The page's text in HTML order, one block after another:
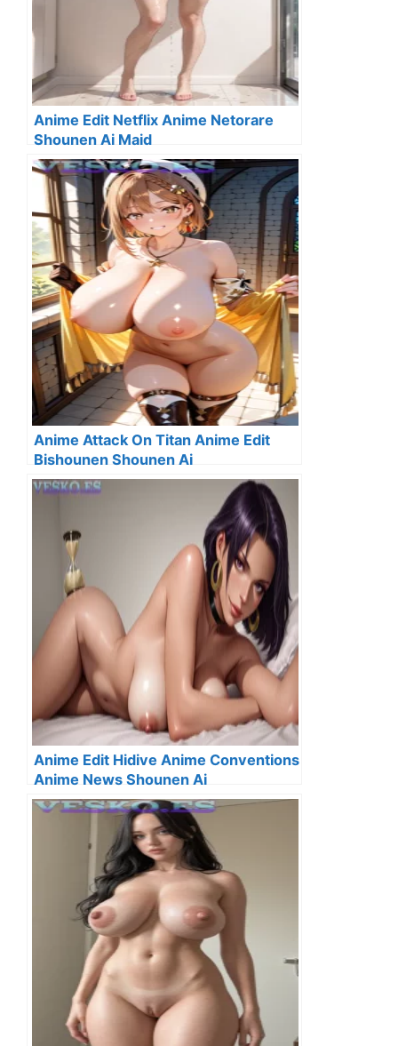
Anime Edit Netflix Anime Netorare
Shounen Ai Maid
Anime Attack On Titan Anime Edit
Bishounen Shounen Ai
Anime Edit Hidive Anime Conventions
Anime News Shounen Ai